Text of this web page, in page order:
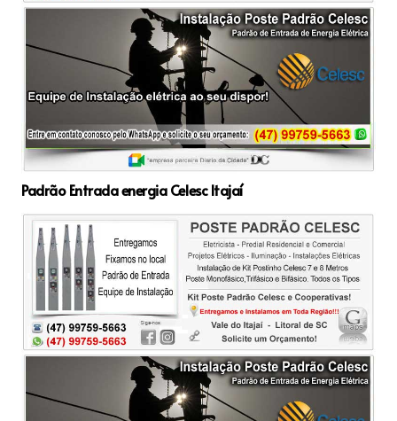
Padrão Entrada energia Celesc Itajaí